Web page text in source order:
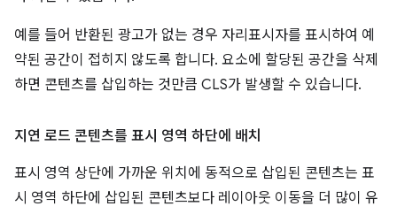
예를 들어 반환된 광고가 없는 경우 자리표시자를 표시하여 예
약된 공간이 접히지 않도록 합니다. 요소에 할당된 공간을 삭제
하면 콘텐츠를 삽입하는 것만큼 CLS가 발생할 수 있습니다.
지연 로드 콘텐츠를 표시 영역 하단에 배치
표시 영역 상단에 가까운 위치에 동적으로 삽입된 콘텐츠는 표
시 영역 하단에 삽입된 콘텐츠보다 레이아웃 이동을 더 많이 유